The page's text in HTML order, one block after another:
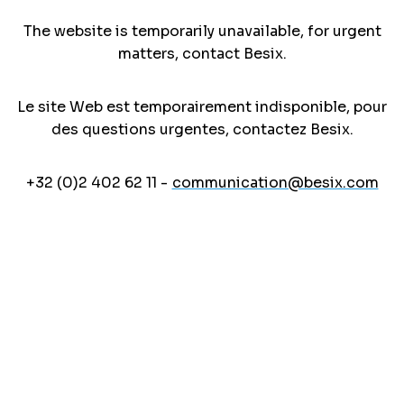
The website is temporarily unavailable, for urgent
matters, contact Besix.
Le site Web est temporairement indisponible, pour
des questions urgentes, contactez Besix.
+32 (0)2 402 62 11 - communication@besix.com